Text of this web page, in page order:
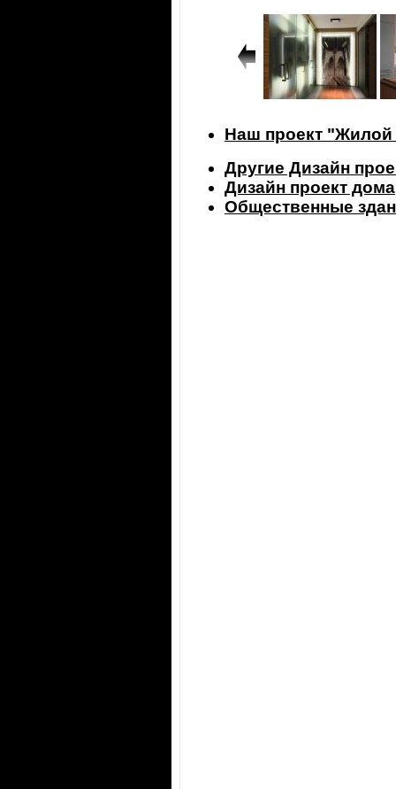
Наш проект "Жилой
Другие Дизайн
Дизайн проект дома
Общественные